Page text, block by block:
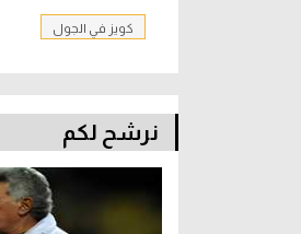
كويز في الجول
نرشح لكم